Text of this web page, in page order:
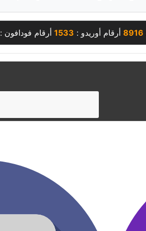
8916 أرقام أوريدو : 1533 أرقام فودافون :